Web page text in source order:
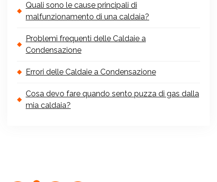
Quali sono le cause principali di
malfunzionamento di una caldaia?
Problemi frequenti delle Caldaie a
Condensazione
Errori delle Caldaie a Condensazione
Cosa devo fare quando sento puzza di gas dalla
mia caldaia?